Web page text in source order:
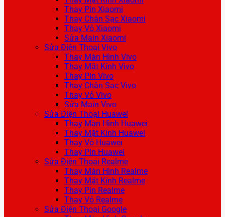
Thay Pin Xiaomi
Thay Chân Sạc Xiaomi
Thay Vỏ Xiaomi
Sửa Main Xiaomi
Sửa Điện Thoại Vivo
Thay Màn Hình Vivo
Thay Mặt Kính Vivo
Thay Pin Vivo
Thay Chân Sạc Vivo
Thay Vỏ Vivo
Sửa Main Vivo
Sửa Điện Thoại Huawei
Thay Màn Hình Huawei
Thay Mặt Kính Huawei
Thay Vỏ Huawei
Thay Pin Huawei
Sửa Điện Thoại Realme
Thay Màn Hình Realme
Thay Mặt Kính Realme
Thay Pin Realme
Thay Vỏ Realme
Sửa Điện Thoại Google